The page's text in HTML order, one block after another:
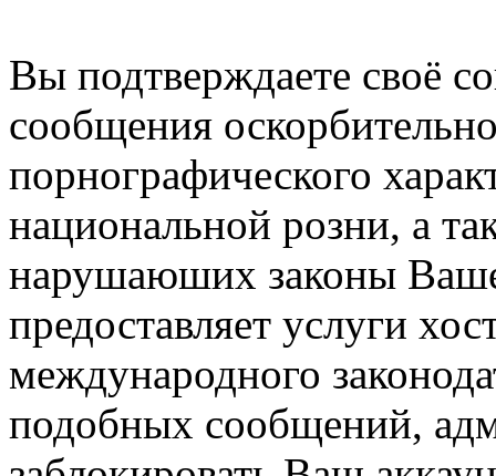
Вы подтверждаете своё
сообщения
порнографического
национальной розни, а
нарушаюших законы
предоставляет услуги
международного
подобных сообщений,